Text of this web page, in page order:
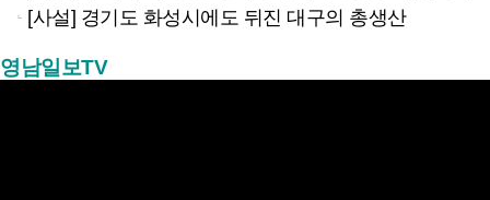
[사설] 경기도 화성시에도 뒤진 대구의 총생산
영남일보TV